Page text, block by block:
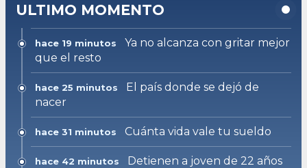
ULTIMO MOMENTO
hace 19 minutos
Ya no alcanza con gritar mejor
que el resto
hace 25 minutos
El país donde se dejó de
nacer
hace 31 minutos Cuánta vida vale tu sueldo
hace 42 minutos
Detienen a joven de 22 años